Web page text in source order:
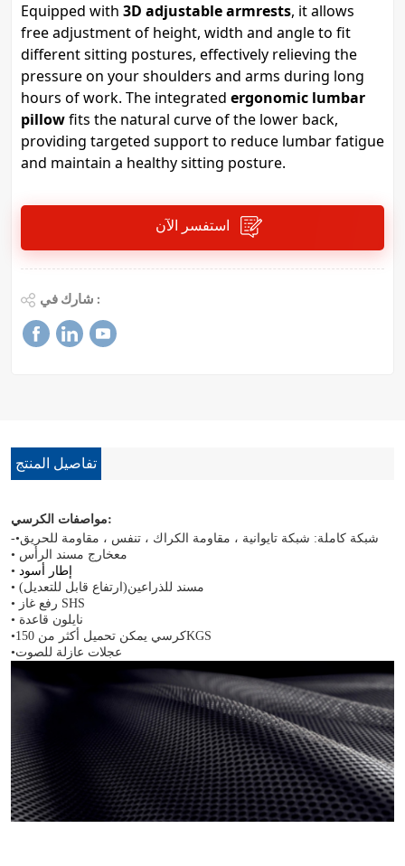
Equipped with 3D adjustable armrests, it allows
free adjustment of height, width and angle to fit
different sitting postures, effectively relieving the
pressure on your shoulders and arms during long
hours of work. The integrated ergonomic lumbar
pillowfits the natural curve of the lower back,
providing targeted support to reduce lumbar fatigue
and maintain a healthy sitting posture.
شارك في :
تفاصيل المنتج
مواصفات الكرسي:
-•شبكة كاملة: شبكة تايوانية ، مقاومة الكراك ، تنفس ، مقاومة للحريق
• معخارج مسند الرأس
• إطار أسود
• مسند للذراعين(ارتفاع قابل للتعديل)
• رفع غاز SHS
•
نايلون قاعدة
•
كرسي يمكن تحميل أكثر من 150
KGS
•عجلات عازلة للصوت